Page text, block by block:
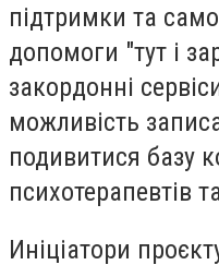
підтримки та
допомоги "тут і
закордонні
можливість
подивитися базу
психотерапевтів
Иніціатори